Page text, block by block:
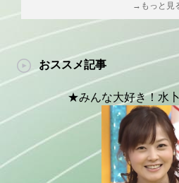
→もっと見
おススメ記事
★みんな大好き！水